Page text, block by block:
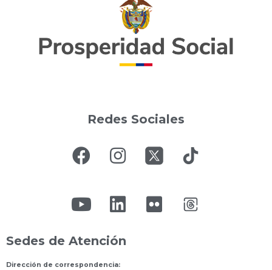
Redes Sociales
Sedes de Atención
Dirección de correspondencia: